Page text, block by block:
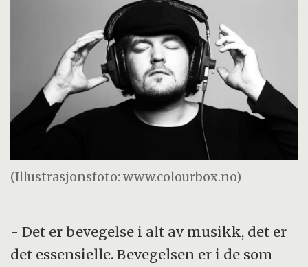
(Illustrasjonsfoto: www.colourbox.no)
- Det er bevegelse i alt av musikk, det er
det essensielle. Bevegelsen er i de som